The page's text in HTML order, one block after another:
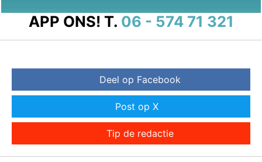
APP ONS! T. 06 - 574 71 321
Deel op Facebook
Post op X
Tip de redactie